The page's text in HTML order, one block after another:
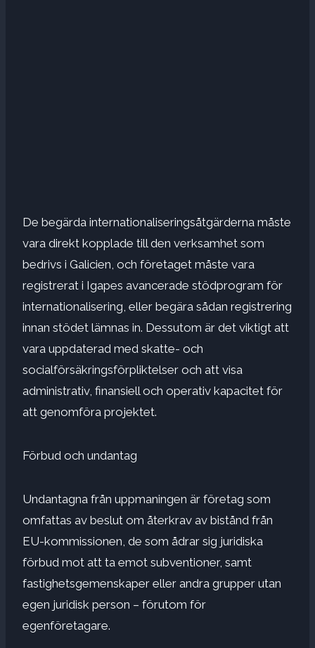
De begärda internationaliseringsåtgärderna måste
vara direkt kopplade till den verksamhet som
bedrivs i Galicien, och företaget måste vara
registrerat i Igapes avancerade stödprogram för
internationalisering, eller begära sådan registrering
innan stödet lämnas in. Dessutom är det viktigt att
vara uppdaterad med skatte- och
socialförsäkringsförpliktelser och att visa
administrativ, finansiell och operativ kapacitet för
att genomföra projektet.
Förbud och undantag
Undantagna från uppmaningen är företag som
omfattas av beslut om återkrav av bistånd från
EU-kommissionen, de som ådrar sig juridiska
förbud mot att ta emot subventioner, samt
fastighetsgemenskaper eller andra grupper utan
egen juridisk person – förutom för
egenföretagare.